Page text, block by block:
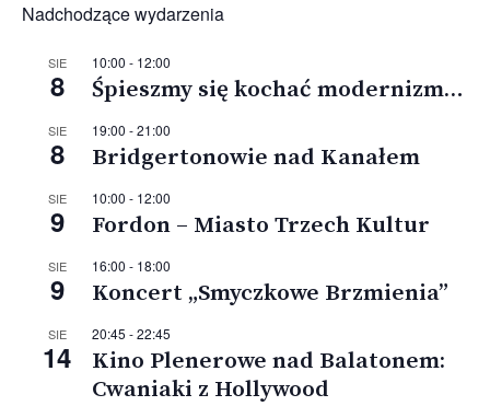
Nadchodzące wydarzenia
SIE
8
10:00 - 12:00
Śpieszmy się kochać modernizm…
SIE
8
19:00 -21:00
Bridgertonowie nad Kanałem
SIE
9
10:00 - 12:00
Fordon – Miasto Trzech Kultur
SIE
9
16:00 - 18:00
Koncert „Smyczkowe Brzmienia”
SIE
14
20:45 -22:45
Kino Plenerowe nad Balatonem:
Cwaniaki z Hollywood